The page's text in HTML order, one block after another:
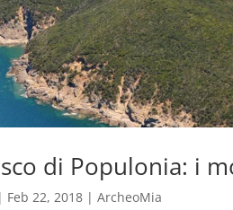
di Populonia: i
| Feb 22, 2018 |ArcheoMia